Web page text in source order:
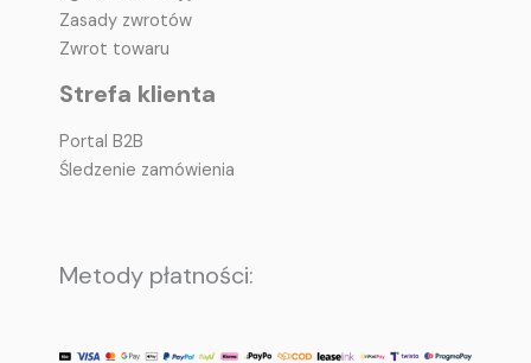
Zasady zwrotów
Zwrot towaru
Strefa klienta
Portal B2B
Śledzenie zamówienia
Metody płatności: